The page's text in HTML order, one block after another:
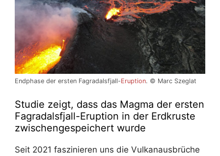
Endphase der ersten Fagradalsfjall-Eruption. © Marc Szeglat
Studie zeigt, dass das Magma der ersten
Fagradalsfjall-Eruption in der Erdkruste
zwischengespeichert wurde
Seit 2021 faszinieren uns die Vulkanausbrüche